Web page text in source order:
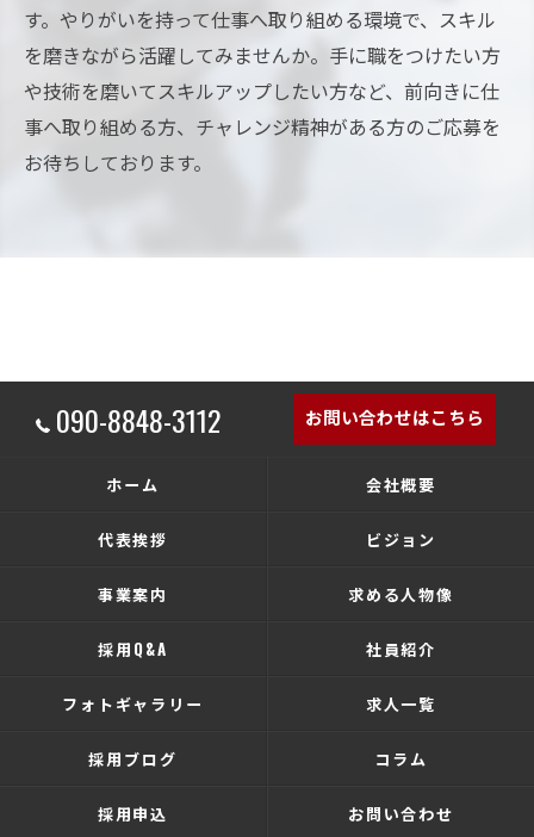
す。やりがいを持って仕事へ取り組める環境で、スキル
を磨きながら活躍してみませんか。手に職をつけたい方
や技術を磨いてスキルアップしたい方など、前向きに仕
事へ取り組める方、チャレンジ精神がある方のご応募を
お待ちしております。
090-8848-3112 お問い合わせはこちら
ホーム 会社概要
代表挨拶 ビジョン
事業案内 求める人物像
採用Q&A 社員紹介
フォトギャラリー 求人一覧
採用ブログ コラム
採用申込 お問い合わせ